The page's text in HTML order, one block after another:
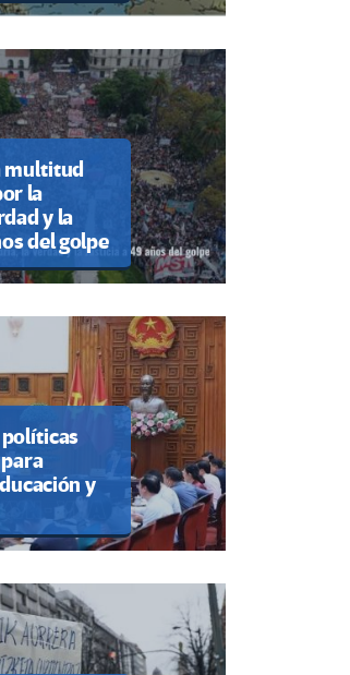
multitud
la
y la
del golpe
y